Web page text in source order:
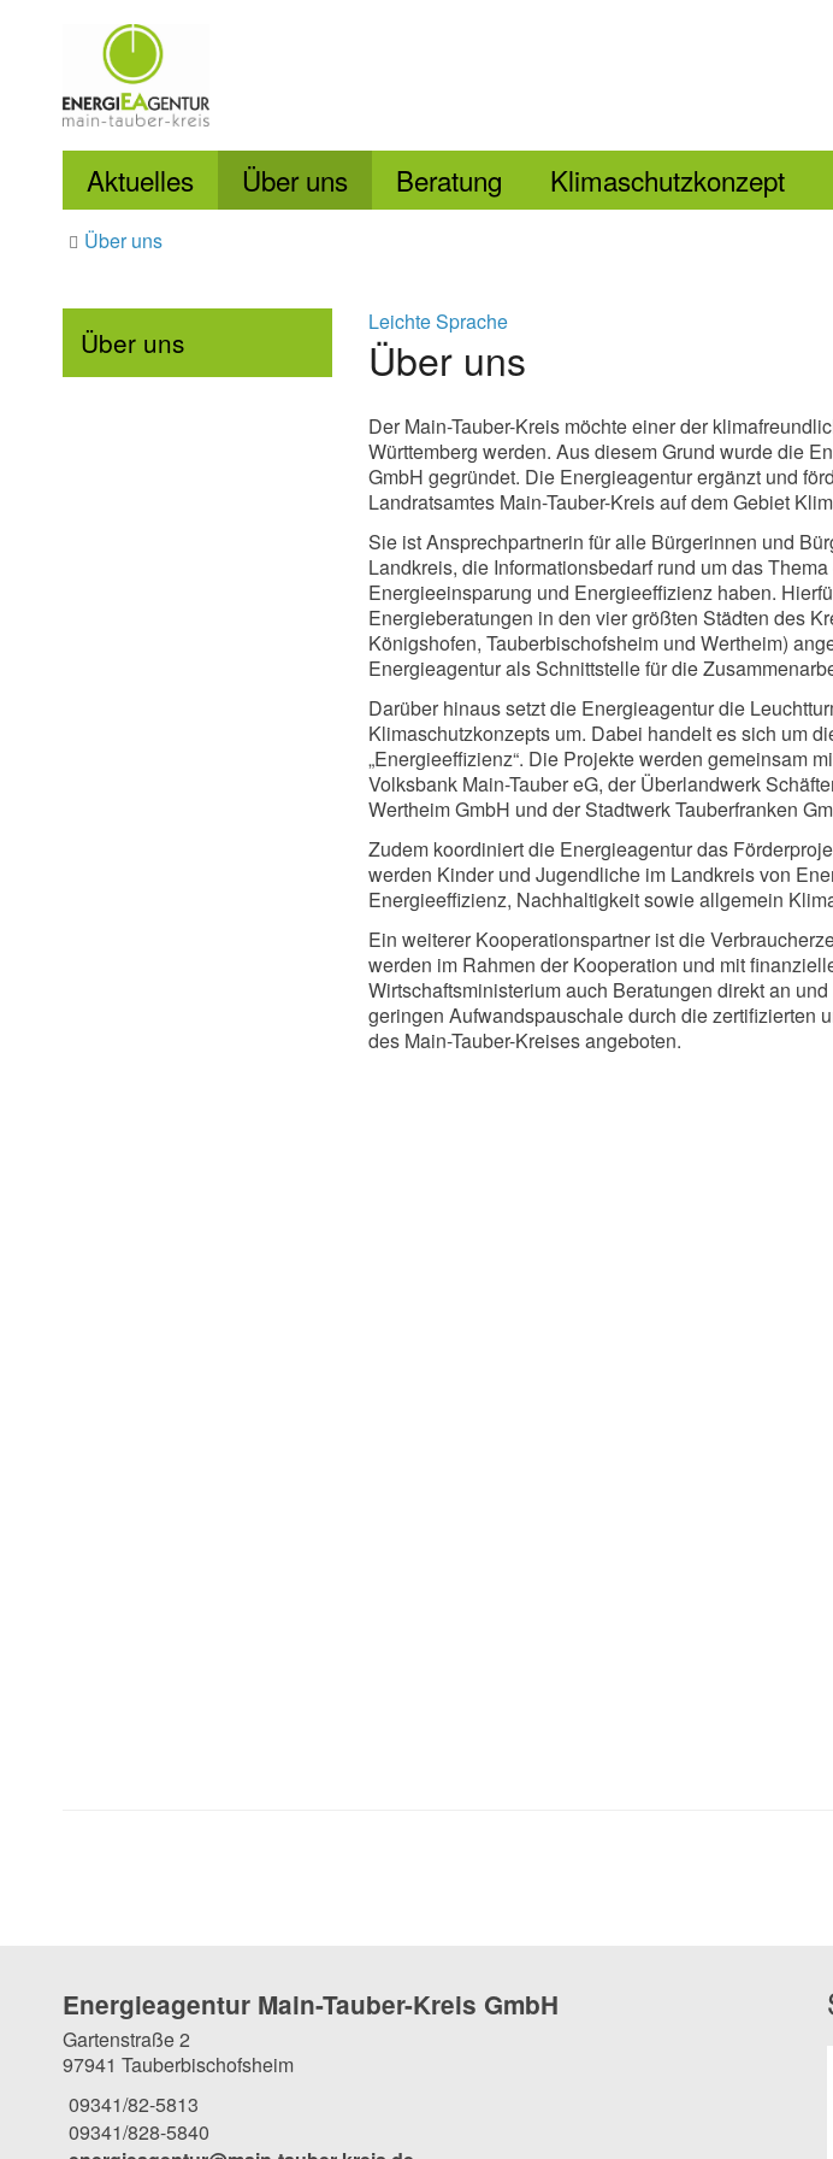
Aktuelles Über uns Beratung Klimaschutzkonzept
Über uns
Über uns
Leichte Sprache
Über uns
Der Main-Tauber-Kreis möchte einer der
Württemberg werden. Aus diesem Grund wurde die
GmbH gegründet. Die Energieagentur ergänzt und
Landratsamtes Main-Tauber-Kreis auf dem Gebiet
Sie ist Ansprechpartnerin für alle Bürgerinnen und
Landkreis, die Informationsbedarf rund um das
Energieeinsparung und Energieeffizienz haben.
Energieberatungen in den vier größten Städten des
Königshofen, Tauberbischofsheim und Wertheim)
Energieagentur als Schnittstelle für die
Darüber hinaus setzt die Energieagentur die
Klimaschutzkonzepts um. Dabei handelt es sich um
„Energieeffizienz“. Die Projekte werden gemeinsam
Volksbank Main-Tauber eG, der Überlandwerk
Wertheim GmbH und der Stadtwerk Tauberfranken
Zudem koordiniert die Energieagentur das
werden Kinder und Jugendliche im Landkreis von
Energieeffizienz, Nachhaltigkeit sowie allgemein
Ein weiterer Kooperationspartner ist die
werden im Rahmen der Kooperation und mit
Wirtschaftsministerium auch Beratungen direkt an
geringen Aufwandspauschale durch die zertifizierten
des Main-Tauber-Kreises angeboten.
Energieagentur Main-Tauber-Kreis GmbH
Gartenstraße 2
97941 Tauberbischofsheim
09341/82-5813
09341/828-5840